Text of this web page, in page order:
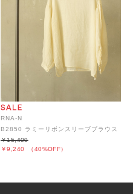
RNA-N
B2850 ラミーリボンスリーブブラウス
￥9,240 （40%OFF）
￥15,400